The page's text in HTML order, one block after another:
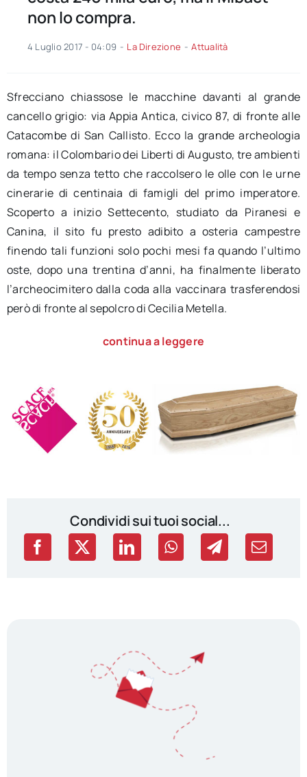
non lo compra.
4 Luglio 2017 - 04:09 - La Direzione - Attualità
Sfrecciano chiassose le macchine davanti al grande
cancello grigio: via Appia Antica, civico 87, di fronte alle
Catacombe di San Callisto. Ecco la grande archeologia
romana: il Colombario dei Liberti di Augusto, tre ambienti
da tempo senza tetto che raccolsero le olle con le urne
cinerarie di centinaia di famigli del primo imperatore.
Scoperto a inizio Settecento, studiato da Piranesi e
Canina, il sito fu presto adibito a osteria campestre
finendo tali funzioni solo pochi mesi fa quando l’ultimo
oste, dopo una trentina d’anni, ha finalmente liberato
l’archeocimitero dalla coda alla vaccinara trasferendosi
però di fronte al sepolcro di Cecilia Metella.
continua a leggere
Condividi sui tuoi social...